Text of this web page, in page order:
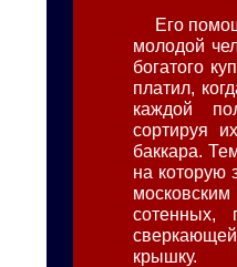
Его
молодой
богатого
платил,
каждой
сортируя
баккара.
на которую
сотенных,
крышку.